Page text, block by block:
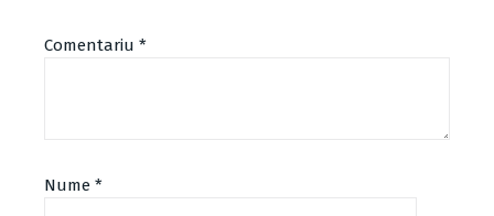
Comentariu *
Nume *